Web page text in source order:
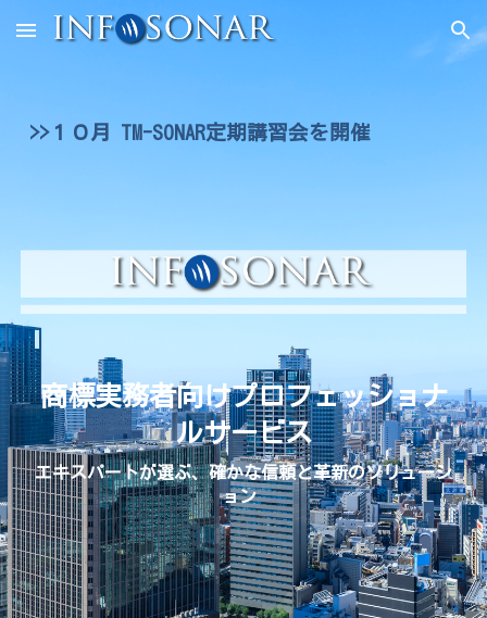
Skip to main content Skip to navigation
>>１０月 TM-SONAR定期講習会を開催
商標実務者向けプロフェッショナ
ルサービス
エキスパートが選ぶ、確かな信頼と革新のソリューシ
ョン